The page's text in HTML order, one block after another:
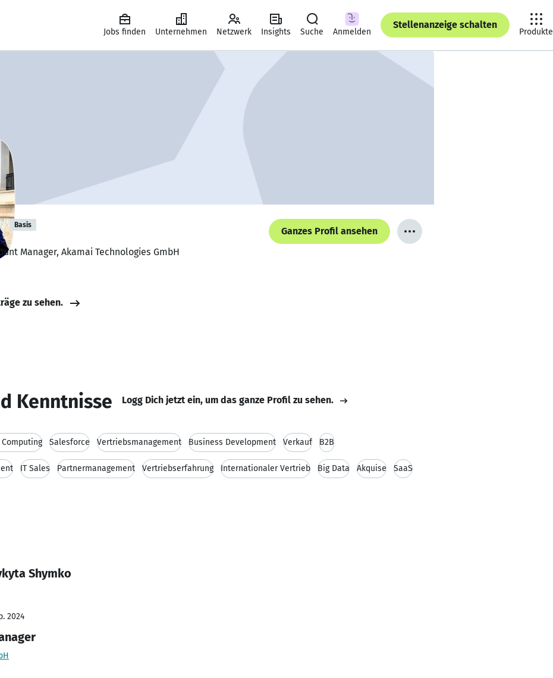
Jobs finden Unternehmen Netzwerk Insights Suche Anmelden
Stellenanzeige schalten
Produkte
Basis
Ganzes Profil ansehen
Manager, Akamai Technologies GmbH
zu sehen.
Kenntnisse Logg Dich jetzt ein, um das ganze Profil zu sehen.
Salesforce Vertriebsmanagement Business Development Verkauf B2B
IT Sales Partnermanagement Vertriebserfahrung Internationaler Vertrieb Big Data Akquise SaaS
Shymko
2024